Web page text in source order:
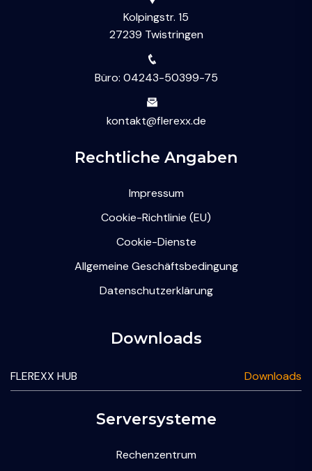
Kolpingstr. 15
27239 Twistringen
Büro: 04243-50399-75
kontakt@flerexx.de
Rechtliche Angaben
Impressum
Cookie-Richtlinie (EU)
Cookie-Dienste
Allgemeine Geschäftsbedingung
Datenschutzerklärung
Downloads
FLEREXX HUB Downloads
Serversysteme
Rechenzentrum